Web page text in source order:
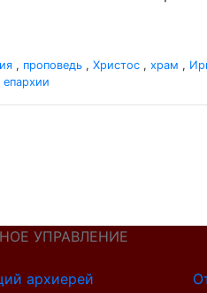
, проповедь , Христос , храм ,
УПРАВЛЕНИЕ
архиерей